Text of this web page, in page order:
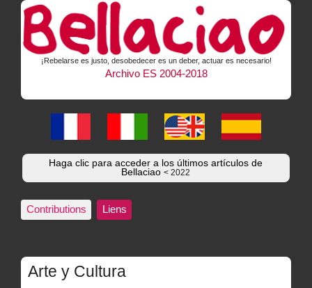
¡Rebelarse es justo, desobedecer es un deber, actuar es necesario!
Archivo ES 2004-2018
Haga clic para acceder a los últimos artículos de
Bellaciao< 2022
Contributions Liens
Arte y Cultura